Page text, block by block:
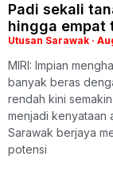
Padi sekali
hingga empat
Utusan Sarawak
MIRI: Impian
banyak beras
rendah kini
menjadi kenyataan
Sarawak berjaya
potensi